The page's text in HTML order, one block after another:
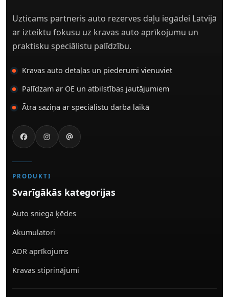
Uzticams partneris auto rezerves daļu iegādei Latvijā
ar izteiktu fokusu uz kravas auto aprīkojumu un
praktisku speciālistu palīdzību.
Kravas auto detaļas un piederumi vienuviet
Palīdzam ar OE un atbilstības jautājumiem
Ātra saziņa ar speciālistu darba laikā
PRODUKTI
Svarīgākās kategorijas
Auto sniega ķēdes
Akumulatori
ADR aprīkojums
Kravas stiprinājumi